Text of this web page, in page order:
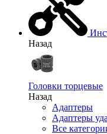
Назад
Головки торцевые
Назад
Адаптеры
Адаптеры
Все